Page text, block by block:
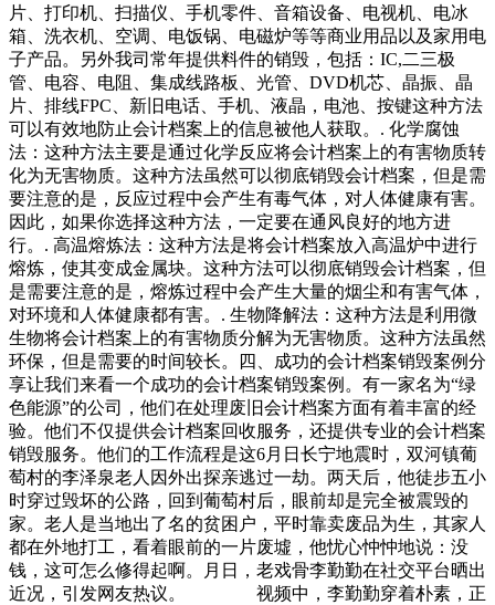
片、打印机、扫描仪、手机零件、音箱设备、电视机、电冰
箱、洗衣机、空调、电饭锅、电磁炉等等商业用品以及家用电
子产品。另外我司常年提供料件的销毁，包括：IC,二三极
管、电容、电阻、集成线路板、光管、DVD机芯、晶振、晶
片、排线FPC、新旧电话、手机、液晶，电池、按键这种方法
可以有效地防止会计档案上的信息被他人获取。. 化学腐蚀
法：这种方法主要是通过化学反应将会计档案上的有害物质转
化为无害物质。这种方法虽然可以彻底销毁会计档案，但是需
要注意的是，反应过程中会产生有毒气体，对人体健康有害。
因此，如果你选择这种方法，一定要在通风良好的地方进
行。. 高温熔炼法：这种方法是将会计档案放入高温炉中进行
熔炼，使其变成金属块。这种方法可以彻底销毁会计档案，但
是需要注意的是，熔炼过程中会产生大量的烟尘和有害气体，
对环境和人体健康都有害。. 生物降解法：这种方法是利用微
生物将会计档案上的有害物质分解为无害物质。这种方法虽然
环保，但是需要的时间较长。四、成功的会计档案销毁案例分
享让我们来看一个成功的会计档案销毁案例。有一家名为“绿
色能源”的公司，他们在处理废旧会计档案方面有着丰富的经
验。他们不仅提供会计档案回收服务，还提供专业的会计档案
销毁服务。他们的工作流程是这6月日长宁地震时，双河镇葡
萄村的李泽泉老人因外出探亲逃过一劫。两天后，他徒步五小
时穿过毁坏的公路，回到葡萄村后，眼前却是完全被震毁的
家。老人是当地出了名的贫困户，平时靠卖废品为生，其家人
都在外地打工，看着眼前的一片废墟，他忧心忡忡地说：没
钱，这可怎么修得起啊。月日，老戏骨李勤勤在社交平台晒出
近况，引发网友热议。 视频中，李勤勤穿着朴素，正